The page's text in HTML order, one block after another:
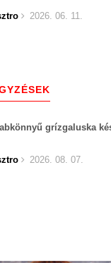
2026. 06. 11.
grízgaluska
2026. 08. 07.